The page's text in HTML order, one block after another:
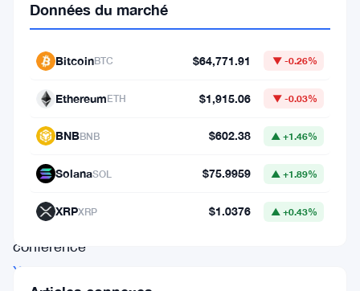
déclaré
foule
conférence
XRP
Données du marché
BitcoinBTC $64,771.91 ▼ -0.26%
EthereumETH $1,915.06 ▼ -0.03%
BNBBNB $602.38 ▲ +1.46%
SolanaSOL $75.9959 ▲ +1.89%
XRPXRP $1.0376 ▲ +0.43%